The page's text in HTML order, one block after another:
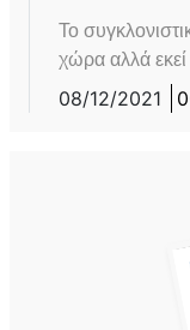
Το
χώρα αλλά εκεί
08/12/2021 0